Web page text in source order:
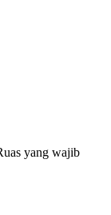
yang wajib